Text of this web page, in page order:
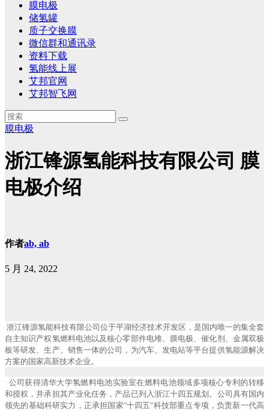
膜电极
储氢罐
质子交换膜
微信群和通讯录
资料下载
氢能线上展
艾邦官网
艾邦智飞网
膜电极
浙江锋源氢能科技有限公司 膜
电极介绍
作者ab, ab
5 月 24, 2022
浙江锋源氢能科技有限公司位于平湖经济技术开发区，是国内唯一的集全套
自主知识产权氢燃料电池以及核心零部件电堆、膜电极、催化剂、金属双极
板等研发、生产、销售一体的公司，为汽车、发电站等平台提供氢能源解决
方案的国家高新技术企业。
公司获得清华大学氢燃料电池实验室在燃料电池领域多项核心专利的转移
和授权，并承担其产业化任务，产品已列入浙江十四五规划。公司具有国内
领先的基础科研实力，正承担国家"十四五"科技部重点专项，负责新一代高